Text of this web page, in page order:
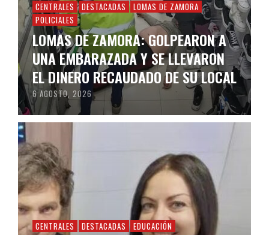
CENTRALES DESTACADAS
LOMAS DE ZAMORA
POLICIALES
LOMAS DE ZAMORA: GOLPEARON A
UNA EMBARAZADA Y SE LLEVARON
EL DINERO RECAUDADO DE SU LOCAL
6 AGOSTO, 2026
CENTRALES DESTACADAS EDUCACIÓN